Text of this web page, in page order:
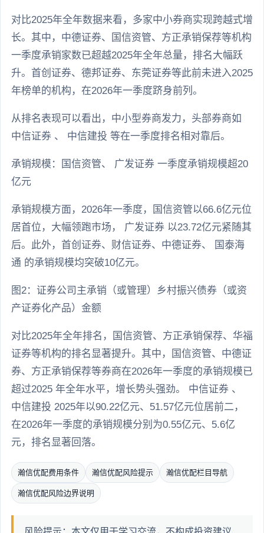
对比2025年全年数据来看，多家中小券商实现跨越式增
长。其中，中德证券、国信资管、方正承销保荐等机构
一季度承销家数已超越2025年全年总量，排名大幅跃
升。首创证券、德邦证券、东莞证券等此前未进入2025
年榜单的机构，在2026年一季度跻身前列。
从排名表现可以看出，中小型券商发力，头部券商如
中信证券 、 中信建投 等在一季度排名相对靠后。
承销规模：国信资管、 广发证券 一季度承销规模超20
亿元
承销规模方面，2026年一季度，国信资管以66.6亿元位
居首位，大幅领跑市场， 广发证券 以23.72亿元紧随其
后。此外，首创证券、财信证券、中德证券、 国泰海
通 的承销规模均突破10亿元。
图2：证券公司主承销（或管理）乡村振兴债券（或资
产证券化产品）金额
对比2025年全年排名，国信资管、方正承销保荐、华福
证券等机构的排名显著提升。其中，国信资管、中德证
券、方正承销保荐等券商在2026年一季度的承销规模已
超过2025 年全年水平，增长势头强劲。 中信证券 、
中信建投 2025年以90.22亿元、51.57亿元位居前二，
在2026年一季度的承销规模分别为0.55亿元、5.6亿
元，排名显著回落。
瀚信优配费用条件 瀚信优配风险提示 瀚信优配栏目导航
瀚信优配风险边界说明